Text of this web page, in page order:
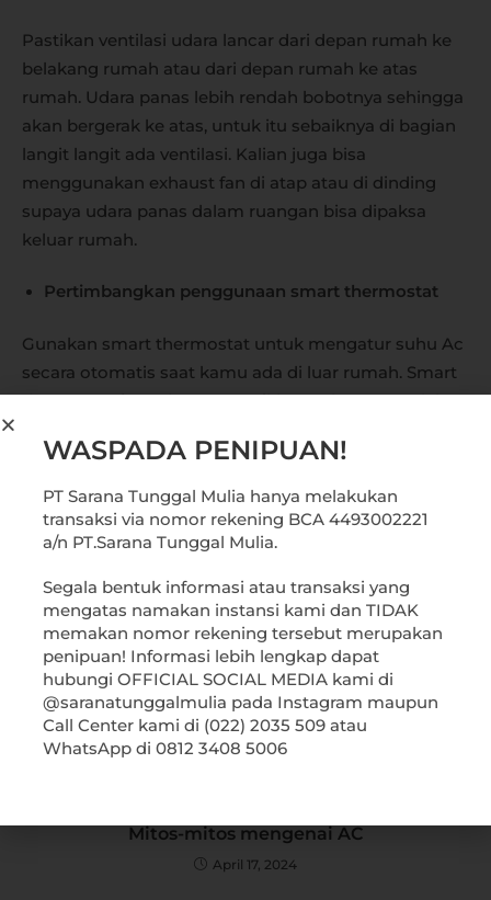
Pastikan ventilasi udara lancar dari depan rumah ke
belakang rumah atau dari depan rumah ke atas
rumah. Udara panas lebih rendah bobotnya sehingga
akan bergerak ke atas, untuk itu sebaiknya di bagian
langit langit ada ventilasi. Kalian juga bisa
menggunakan exhaust fan di atap atau di dinding
supaya udara panas dalam ruangan bisa dipaksa
keluar rumah.
Pertimbangkan penggunaan smart thermostat
Gunakan smart thermostat untuk mengatur suhu Ac
secara otomatis saat kamu ada di luar rumah. Smart
thermostat juga dapat menaikkan suhu AC setelah
Kalau AC kamu umurnya sudah lebih dari 7 tahun,
ciri AC hemat Listrik adalah:
Ada label Energy Star
Ada labeh SEER Rating
AC menggunakan teknologi inverter
Mitos-mitos mengenai AC
April 17, 2024
WASPADA PENIPUAN!
PT Sarana Tunggal Mulia hanya melakukan
transaksi via nomor rekening BCA 4493002221
a/n PT.Sarana Tunggal Mulia.
Segala bentuk informasi atau transaksi yang
mengatas namakan instansi kami dan TIDAK
memakan nomor rekening tersebut merupakan
penipuan! Informasi lebih lengkap dapat
hubungi OFFICIAL SOCIAL MEDIA kami di
@saranatunggalmulia pada Instagram maupun
Call Center kami di (022) 2035 509 atau
WhatsApp di 0812 3408 5006